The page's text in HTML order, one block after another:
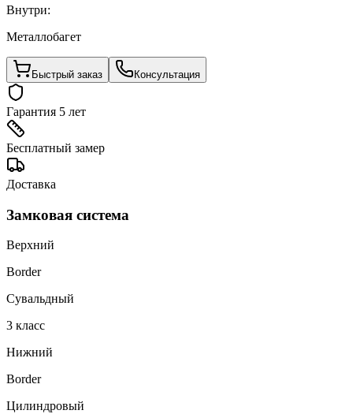
Внутри:
Металлобагет
Быстрый заказ Консультация
Гарантия 5 лет
Бесплатный замер
Доставка
Замковая система
Верхний
Border
Сувальдный
3 класс
Нижний
Border
Цилиндровый